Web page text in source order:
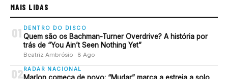
MAIS LIDAS
01 DENTRO DO DISCO
Quem são os Bachman-Turner Overdrive? A história por
trás de “You Ain’t Seen Nothing Yet”
Beatriz Ambrósio · 8 Ago
02 RADAR NACIONAL